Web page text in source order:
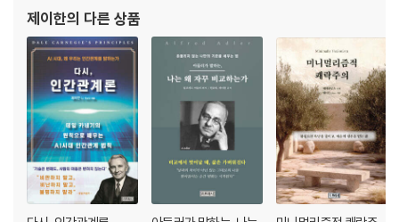
찾아오는 새로운 의미 / 불필요한 것에서 벗어나는 지혜
* 쇼펜하우어에게 배우는 삶의 자세
3부 | 인생 후반전을 새롭게 설계하라 - 137
나이를 먹어도 성장하는 법 / 인생 후반부의 삶을 재구성하는 방법 / 나이
가 들어도 꿈을 잃지 않는 법 / 삶의 두 번째 기회를 맞이하는 법
* 쇼펜하우어에게 배우는 삶의 자세
4부 | 삶의 지혜를 나누는 법 - 149
경험을 지혜로 바꾸는 기술 / 후배 세대와 소통하는 법 / 인생 후반을 의미
있게 살아가는 법 / 나이를 지혜와 품위로 채우는 법
* 쇼펜하우어에게 배우는 삶의 자세
해, 명령보다 질문이라는 방향을 통해 사람을 움직이는 오
제이한의 다른 상품